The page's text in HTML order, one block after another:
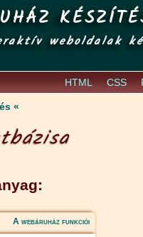
weboldalak
HTML CSS
A webáruház funkciói